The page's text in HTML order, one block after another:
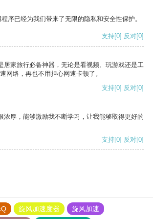
序已经为我们带来了无限的隐私和安全性保护。
支持[0] 反对[0]
居家旅行必备神器，无论是看视频、玩游戏还是工
网络，再也不用担心网速卡顿了。
支持[0] 反对[0]
浓厚，能够激励我不断学习，让我能够取得更好的
支持[0] 反对[0]
旋风加速度器
旋风加速